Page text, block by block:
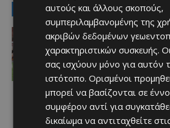
LATEST NEWS
Αθλητικά
Έχασε στο φινάλε…
η Πάφος
Afentiko - 06/08/2026
αυτούς και άλλους σκοπούς,
συμπεριλαμβανομένης της
ακριβών δεδομένων
χαρακτηριστικών συσκευής.
σας ισχύουν μόνο για αυτόν
ιστότοπο. Ορισμένοι
μπορεί να βασίζονται σε
συμφέρον αντί για
δικαίωμα να αντιταχθείτε